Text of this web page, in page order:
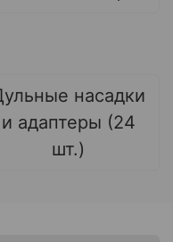
насадки
и адаптеры (24
шт.)